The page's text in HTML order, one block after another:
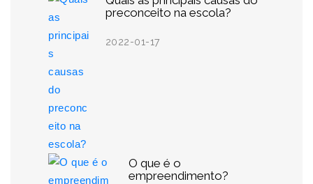
preconceito na escola?
2022-01-17
O que é o
empreendimento?